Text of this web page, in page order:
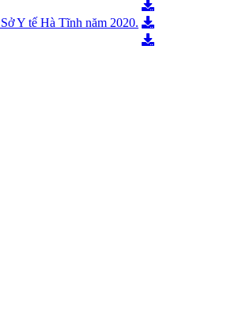
Y tế Hà Tĩnh năm 2020.